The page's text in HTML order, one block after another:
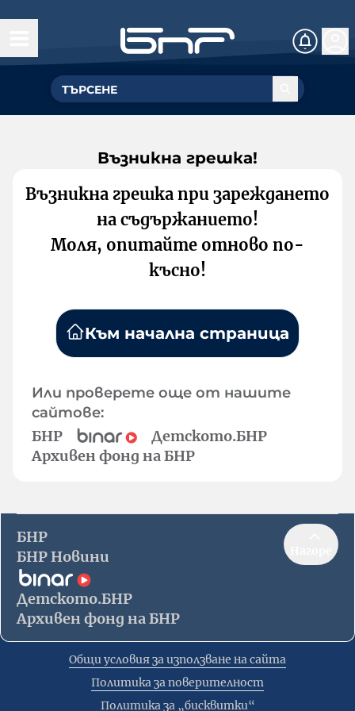
Възникна грешка!
Възникна грешка при зареждането
на съдържанието!
Моля, опитайте отново по-
късно!
Към начална страница
Или проверете още от нашите
сайтове:
БНР
Детското.БНР
Архивен фонд на БНР
БНР
БНР Новини
Детското.БНР
Архивен фонд на БНР
Общи условия за използване на сайта
Политика за поверителност
Политика за „бисквитки“